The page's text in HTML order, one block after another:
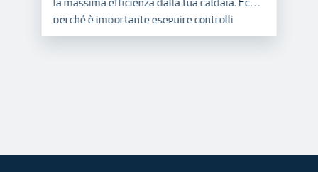
la massima efficienza dalla tua caldaia. Ecco
perché è importante eseguire controlli
periodici.